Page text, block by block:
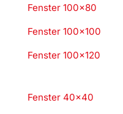
Fenster 100×80
Fenster 100×100
Fenster 100×120
Fenster 40×40